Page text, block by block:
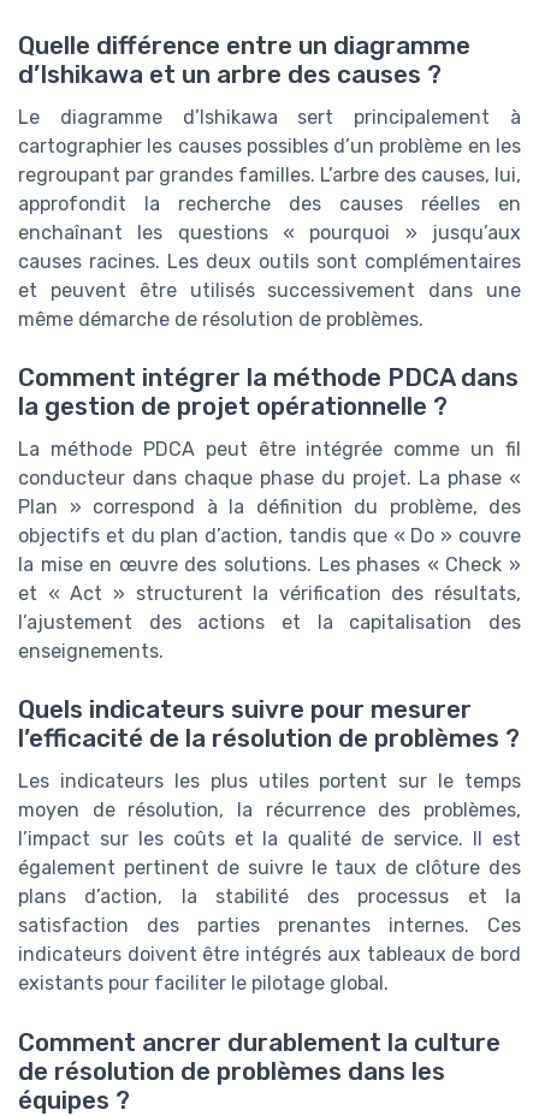
Quelle différence entre un diagramme
d’Ishikawa et un arbre des causes ?
Le diagramme d’Ishikawa sert principalement à
cartographier les causes possibles d’un problème en les
regroupant par grandes familles. L’arbre des causes, lui,
approfondit la recherche des causes réelles en
enchaînant les questions « pourquoi » jusqu’aux
causes racines. Les deux outils sont complémentaires
et peuvent être utilisés successivement dans une
même démarche de résolution de problèmes.
Comment intégrer la méthode PDCA dans
la gestion de projet opérationnelle ?
La méthode PDCA peut être intégrée comme un fil
conducteur dans chaque phase du projet. La phase «
Plan » correspond à la définition du problème, des
objectifs et du plan d’action, tandis que « Do » couvre
la mise en œuvre des solutions. Les phases « Check »
et « Act » structurent la vérification des résultats,
l’ajustement des actions et la capitalisation des
enseignements.
Quels indicateurs suivre pour mesurer
l’efficacité de la résolution de problèmes ?
Les indicateurs les plus utiles portent sur le temps
moyen de résolution, la récurrence des problèmes,
l’impact sur les coûts et la qualité de service. Il est
également pertinent de suivre le taux de clôture des
plans d’action, la stabilité des processus et la
satisfaction des parties prenantes internes. Ces
indicateurs doivent être intégrés aux tableaux de bord
existants pour faciliter le pilotage global.
Comment ancrer durablement la culture
de résolution de problèmes dans les
équipes ?